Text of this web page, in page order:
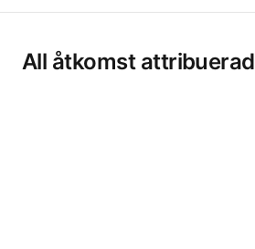
All åtkomst attribuerad